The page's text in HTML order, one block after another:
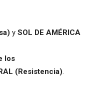
y SOL DE AMÉRICA
los
(Resistencia)